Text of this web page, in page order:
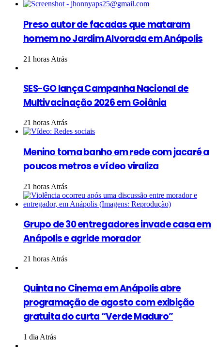
Preso autor de facadas que mataram
homem no Jardim Alvorada em Anápolis
21 horas Atrás
SES-GO lança Campanha Nacional de
Multivacinação 2026 em Goiânia
21 horas Atrás
Menino toma banho em rede com jacaré a
poucos metros e vídeo viraliza
21 horas Atrás
Grupo de 30 entregadores invade casa em
Anápolis e agride morador
21 horas Atrás
Quinta no Cinema em Anápolis abre
programação de agosto com exibição
gratuita do curta “Verde Maduro”
1 dia Atrás